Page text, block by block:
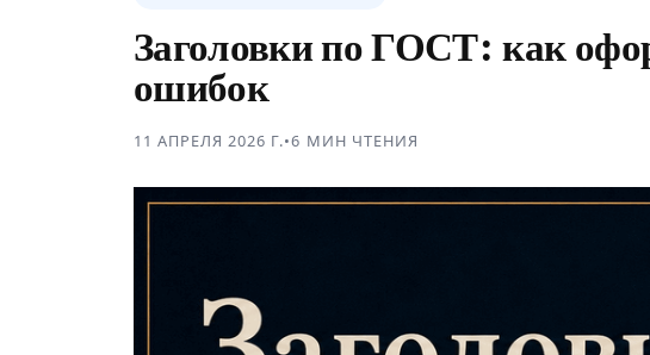
Заголовки по ГОСТ: как
ошибок
11 АПРЕЛЯ 2026 Г.•6 МИН ЧТЕНИЯ